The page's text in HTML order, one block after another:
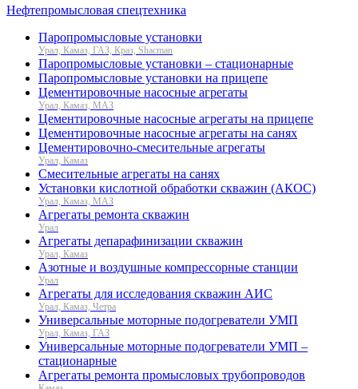
Нефтепромысловая спецтехника
Паропромысловые установки
Урал, Камаз, ГАЗ, Краз, Shacman
Паропромысловые установки – стационарные
Паропромысловые установки на прицепе
Цементировочные насосные агрегаты
Урал, Камаз, МАЗ
Цементировочные насосные агрегаты на прицепе
Цементировочные насосные агрегаты на санях
Цементировочно-смесительные агрегаты
Урал, Камаз
Смесительные агрегаты на санях
Установки кислотной обработки скважин (АКОС)
Урал, Камаз, МАЗ
Агрегаты ремонта скважин
Урал
Агрегаты депарафинизации скважин
Урал, Камаз
Азотные и воздушные компрессорные станции
Урал
Агрегаты для исследования скважин АИС
Урал, Камаз, Четра
Универсальные моторные подогреватели УМП
Урал, Камаз, ГАЗ
Универсальные моторные подогреватели УМП –
стационарные
Агрегаты ремонта промысловых трубопроводов